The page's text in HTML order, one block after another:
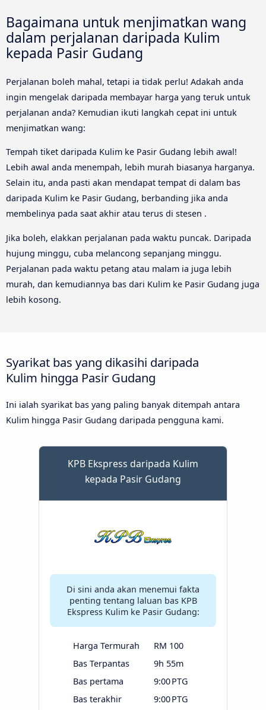
Bagaimana untuk menjimatkan wang
dalam perjalanan daripada Kulim
kepada Pasir Gudang
Perjalanan boleh mahal, tetapi ia tidak perlu! Adakah anda
ingin mengelak daripada membayar harga yang teruk untuk
perjalanan anda? Kemudian ikuti langkah cepat ini untuk
menjimatkan wang:
Tempah tiket daripada Kulim ke Pasir Gudang lebih awal!
Lebih awal anda menempah, lebih murah biasanya harganya.
Selain itu, anda pasti akan mendapat tempat di dalam bas
daripada Kulim ke Pasir Gudang, berbanding jika anda
membelinya pada saat akhir atau terus di stesen .
Jika boleh, elakkan perjalanan pada waktu puncak. Daripada
hujung minggu, cuba melancong sepanjang minggu.
Perjalanan pada waktu petang atau malam ia juga lebih
murah, dan kemudiannya bas dari Kulim ke Pasir Gudang juga
lebih kosong.
Syarikat bas yang dikasihi daripada
Kulim hingga Pasir Gudang
Ini ialah syarikat bas yang paling banyak ditempah antara
Kulim hingga Pasir Gudang daripada pengguna kami.
KPB Ekspress daripada Kulim
kepada Pasir Gudang
Di sini anda akan menemui fakta
penting tentang laluan bas KPB
Ekspress Kulim ke Pasir Gudang:
Harga Termurah
RM 100
Bas Terpantas
9h 55m
Bas pertama
9:00 PTG
Bas terakhir
9:00 PTG